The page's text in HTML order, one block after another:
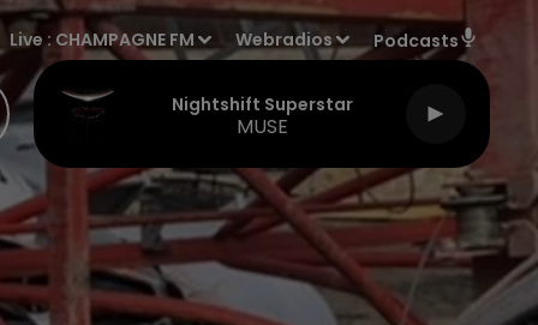
Live : CHAMPAGNE FM Webradios Podcasts
Nightshift Superstar
MUSE